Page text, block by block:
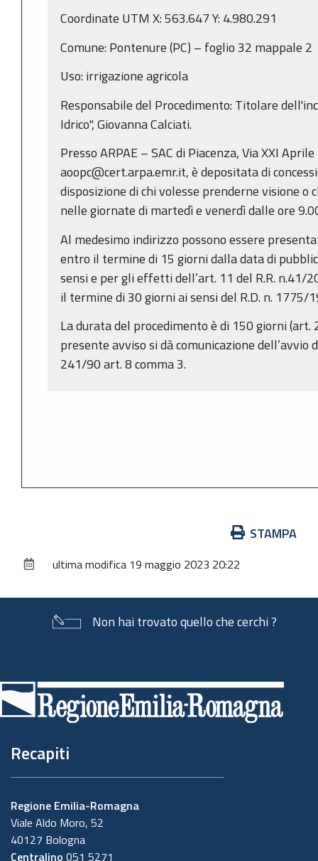
Coordinate UTM X: 563.647 Y: 4.980.291
Comune: Pontenure (PC) – foglio 32 mappale 2
Uso: irrigazione agricola
Responsabile del Procedimento: Titolare
Idrico", Giovanna Calciati.
Presso ARPAE – SAC di Piacenza, Via XXI
aoopc@cert.arpa.emr.it, è depositata di
disposizione di chi volesse prenderne visione
nelle giornate di martedì e venerdì dalle ore
Al medesimo indirizzo possono essere
entro il termine di 15 giorni dalla data di
sensi e per gli effetti dell’art. 11 del R.R. n.41/
il termine di 30 giorni ai sensi del R.D. n. 1775/
La durata del procedimento è di 150 giorni (art.
presente avviso si dà comunicazione dell’avvio
241/90 art. 8 comma 3.
documento
STAMPA
ultima modifica 19 maggio 2023 20:22
Non hai trovato quello che cerchi ?
di
pagina
Recapiti
Regione Emilia-Romagna
Viale Aldo Moro, 52
40127 Bologna
Centralino 051 5271